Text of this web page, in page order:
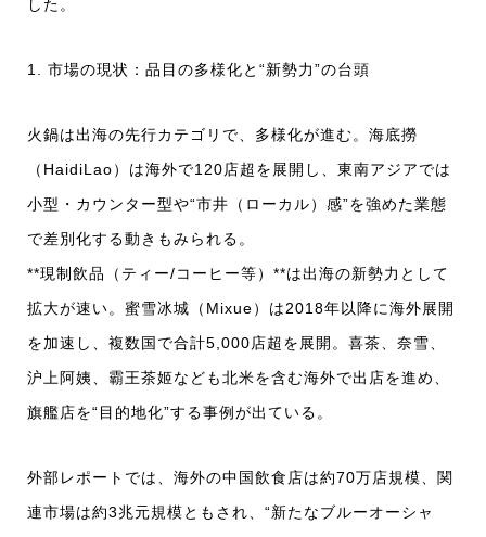
した。
1. 市場の現状：品目の多様化と“新勢力”の台頭
火鍋は出海の先行カテゴリで、多様化が進む。海底撈
（HaidiLao）は海外で120店超を展開し、東南アジアでは
小型・カウンター型や“市井（ローカル）感”を強めた業態
で差別化する動きもみられる。
**現制飲品（ティー/コーヒー等）**は出海の新勢力として
拡大が速い。蜜雪冰城（Mixue）は2018年以降に海外展開
を加速し、複数国で合計5,000店超を展開。喜茶、奈雪、
沪上阿姨、霸王茶姬なども北米を含む海外で出店を進め、
旗艦店を“目的地化”する事例が出ている。
外部レポートでは、海外の中国飲食店は約70万店規模、関
連市場は約3兆元規模ともされ、“新たなブルーオーシャ